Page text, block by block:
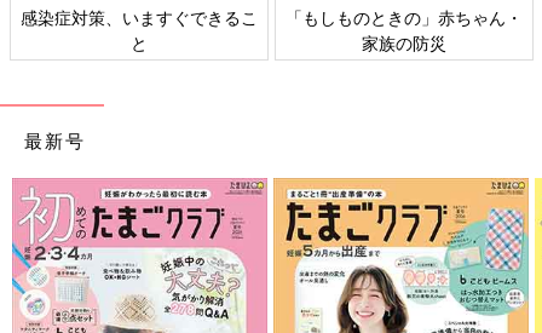
感染症対策、いますぐできるこ
と
「もしものときの」赤ちゃん・
家族の防災
最新号